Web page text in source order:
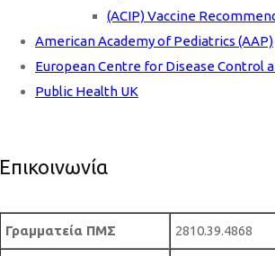
(ACIP) Vaccine
American Academy of Pediatrics (AAP)
European Centre for Disease Control
Public Health UK
Επικοινωνία
Γραμματεία ΠΜΣ 2810.39.4868